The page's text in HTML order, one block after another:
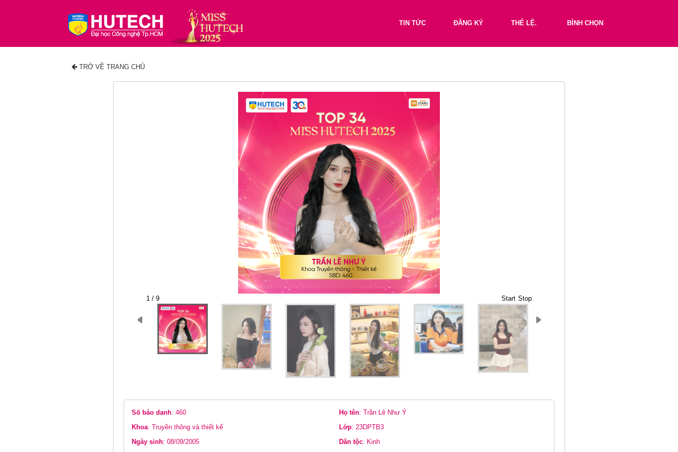
TIN TỨC ĐĂNG KÝ THỂ LỆ. BÌNH CHỌN
TRỞ VỀ TRANG CHỦ
1 / 9 Start Stop
Số báo danh: 460 Họ tên: Trần Lê Như Ý
Khoa: Truyền thông và thiết kế Lớp: 23DPTB3
Ngày sinh: 08/09/2005 Dân tộc: Kinh